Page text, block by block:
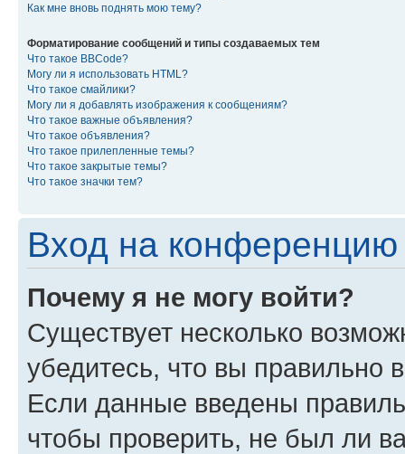
Как мне вновь поднять мою тему?
Форматирование сообщений и типы создаваемых тем
Что такое BBCode?
Могу ли я использовать HTML?
Что такое смайлики?
Могу ли я добавлять изображения к сообщениям?
Что такое важные объявления?
Что такое объявления?
Что такое прилепленные темы?
Что такое закрытые темы?
Что такое значки тем?
Вход на конференцию
Почему я не могу войти?
Существует несколько
убедитесь, что вы правильно
Если данные введены
чтобы проверить, не был ли